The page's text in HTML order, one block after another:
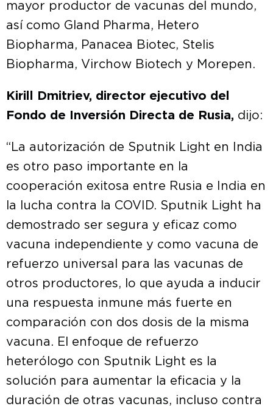
mayor productor de vacunas del mundo,
así como Gland Pharma, Hetero
Biopharma, Panacea Biotec, Stelis
Biopharma, Virchow Biotech y Morepen.
Kirill Dmitriev, director ejecutivo del
Fondo de Inversión Directa de Rusia, dijo:
“La autorización de Sputnik Light en India
es otro paso importante en la
cooperación exitosa entre Rusia e India en
la lucha contra la COVID. Sputnik Light ha
demostrado ser segura y eficaz como
vacuna independiente y como vacuna de
refuerzo universal para las vacunas de
otros productores, lo que ayuda a inducir
una respuesta inmune más fuerte en
comparación con dos dosis de la misma
vacuna. El enfoque de refuerzo
heterólogo con Sputnik Light es la
solución para aumentar la eficacia y la
duración de otras vacunas, incluso contra